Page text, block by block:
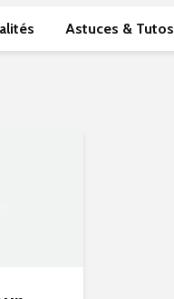
Astuces & Tutos